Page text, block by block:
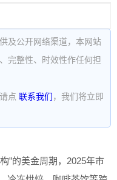
及公开网络渠道，本网站
完整性、时效性作任何担
点 联系我们 ，我们将立即
”的美金周期，2025年市